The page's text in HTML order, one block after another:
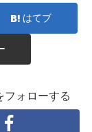
はてブ
ォローする